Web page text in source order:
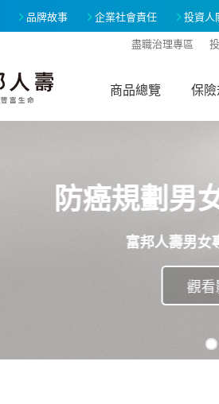
品牌故事 企業社會責任 投資人
盡職治理專區
商品總覽 保險
現在保明年開
網路投保即